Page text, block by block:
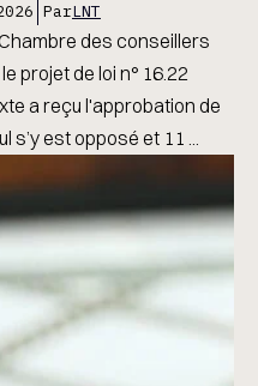
ParLNT
des conseillers
projet de loi n° 16.22
a reçu l'approbation de
s’y est opposé et 11 ...